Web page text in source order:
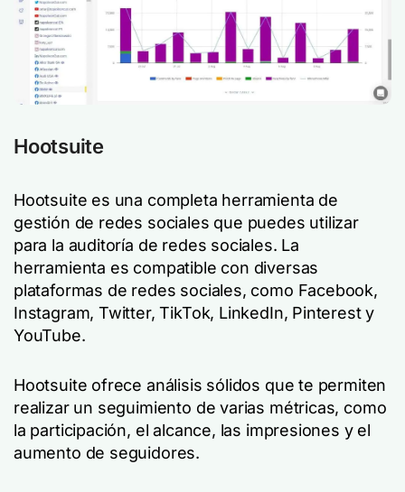
Hootsuite
Hootsuite es una completa herramienta de
gestión de redes sociales que puedes utilizar
para la auditoría de redes sociales. La
herramienta es compatible con diversas
plataformas de redes sociales, como Facebook,
Instagram, Twitter, TikTok, LinkedIn, Pinterest y
YouTube.
Hootsuite ofrece análisis sólidos que te permiten
realizar un seguimiento de varias métricas, como
la participación, el alcance, las impresiones y el
aumento de seguidores.